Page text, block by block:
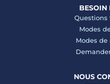
BESOIN
Questions
Modes
Modes
NOUS